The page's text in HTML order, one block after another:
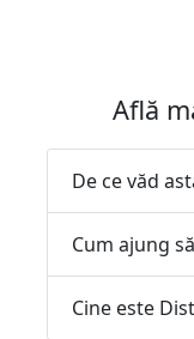
Află
De ce văd
Cum ajung
Cine este